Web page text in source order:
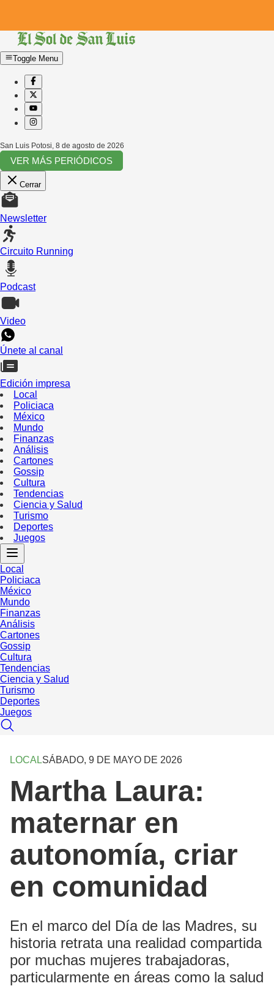
Toggle Menu
San Luis Potosi 8 de agosto de 2026
VER MÁS PERIÓDICOS
Cerrar
Newsletter
Circuito Running
Podcast
Video
Únete al canal
Edición impresa
Local
Policiaca
México
Mundo
Finanzas
Análisis
Cartones
Gossip
Cultura
Tendencias
Ciencia y Salud
Turismo
Deportes
Juegos
Local
Policiaca
México
Mundo
Finanzas
Análisis
Cartones
Gossip
Cultura
Tendencias
Ciencia y Salud
Turismo
Deportes
Juegos
LOCALSÁBADO, 9 DE MAYO DE 2026
Martha Laura:
maternar en
autonomía, criar
en comunidad
En el marco del Día de las Madres, su
historia retrata una realidad compartida
por muchas mujeres trabajadoras,
particularmente en áreas como la salud